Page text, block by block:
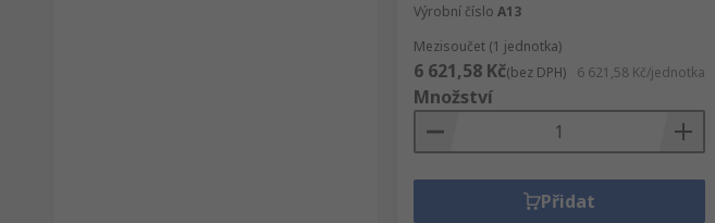
Výrobní číslo A13
Mezisoučet (1 jednotka)
6 621,58 Kč(bez DPH) 6 621,58 Kč/jednotka
Množství
Přidat